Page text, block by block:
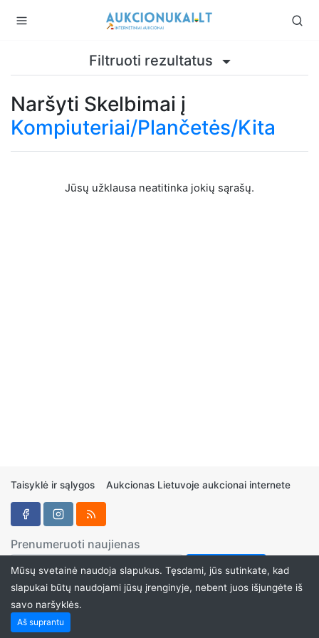
Filtruoti rezultatus
Naršyti Skelbimai į
Kompiuteriai/Plančetės/Kita
Jūsų užklausa neatitinka jokių sąrašų.
Taisyklė ir sąlygos Aukcionas Lietuvoje aukcionai internete
Prenumeruoti naujienas
Mūsų svetainė naudoja slapukus. Tęsdami, jūs sutinkate, kad
slapukai būtų naudojami jūsų įrenginyje, nebent juos išjungėte iš
savo naršyklės.
Aš suprantu